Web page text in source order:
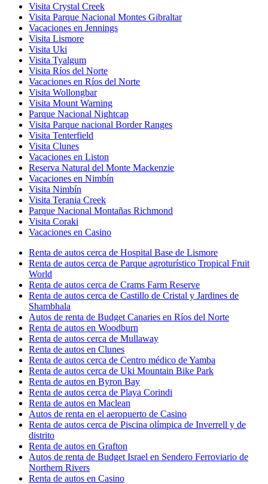
Visita Crystal Creek
Visita Parque Nacional Montes Gibraltar
Vacaciones en Jennings
Visita Lismore
Visita Uki
Visita Tyalgum
Visita Ríos del Norte
Vacaciones en Ríos del Norte
Visita Wollongbar
Visita Mount Warning
Parque Nacional Nightcap
Visita Parque nacional Border Ranges
Visita Tenterfield
Visita Clunes
Vacaciones en Liston
Reserva Natural del Monte Mackenzie
Vacaciones en Nimbín
Visita Nimbín
Visita Terania Creek
Parque Nacional Montañas Richmond
Visita Coraki
Vacaciones en Casino
Renta de autos cerca de Hospital Base de Lismore
Renta de autos cerca de Parque agroturístico Tropical Fruit
World
Renta de autos cerca de Crams Farm Reserve
Renta de autos cerca de Castillo de Cristal y Jardines de
Shambhala
Autos de renta de Budget Canaries en Ríos del Norte
Renta de autos en Woodburn
Renta de autos cerca de Mullaway
Renta de autos en Clunes
Renta de autos cerca de Centro médico de Yamba
Renta de autos cerca de Uki Mountain Bike Park
Renta de autos en Byron Bay
Renta de autos cerca de Playa Corindi
Renta de autos en Maclean
Autos de renta en el aeropuerto de Casino
Renta de autos cerca de Piscina olímpica de Inverrell y de
distrito
Renta de autos en Grafton
Autos de renta de Budget Israel en Sendero Ferroviario de
Northern Rivers
Renta de autos en Casino